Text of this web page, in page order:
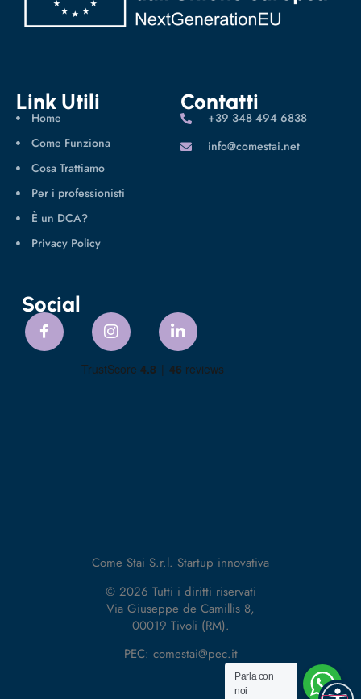
Link Utili
Home
Come Funziona
Cosa Trattiamo
Per i professionisti
È un DCA?
Privacy Policy
Contatti
‪+39 348 494 6838
info@comestai.net
Social
Come Stai S.r.l. Startup innovativa
© 2026 Tutti i diritti riservati
Via Giuseppe de Camillis 8,
00019 Tivoli (RM).
PEC: comestai@pec.it
Parla con
noi